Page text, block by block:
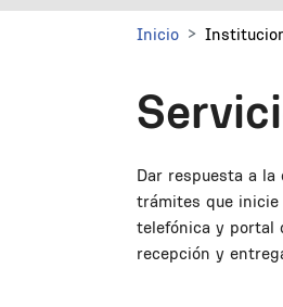
Inicio
Dar respuesta a
trámites que inicie
telefónica y portal
recepción y